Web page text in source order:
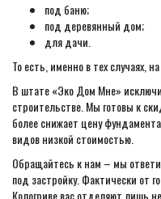
под баню;
под деревянный дом;
для дачи.
То есть, именно в тех случаях,
В штате «Эко Дом Мне»
строительстве. Мы готовы к
более снижает цену
видов низкой стоимостью.
Обращайтесь к нам – мы
под застройку. Фактически от
Кологриве вас отделяют лишь